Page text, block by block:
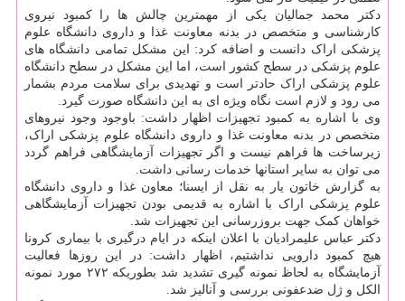
دکتر محمد جمالیان یکی از مهمترین چالش ها را کمبود نیروی
کارشناسی و متخصص در بدنه معاونت غذا و داروی دانشگاه علوم
پزشکی اراک دانست و اضافه کرد: این مشکل تمامی دانشگاه های
علوم پزشکی در سطح کشور است، اما این مشکل در سطح دانشگاه
علوم پزشکی اراک حادتر است و تهدیدی برای سلامت مردم بشمار
می رود و لازم است نگاه ویژه ای به این دانشگاه صورت گیرد.
وی با اشاره به کمبود تجهیزات اظهار داشت: باوجود وجود نیروهای
متخصص در بدنه معاونت غذا و داروی دانشگاه علوم پزشکی اراک،
زیرساخت ها فراهم نیست و اگر تجهیزات آزمایشگاهی فراهم گردد
می توان به سایر استانها خدمات رسانی داشت.
به گزارش خاتون یار به نقل از ایسنا؛ معاون غذا و داروی دانشگاه
علوم پزشکی اراک با اشاره به قدیمی بودن تجهیزات آزمایشگاهی
خواهان کمک جهت بروزرسانی این تجهیزات شد.
دکتر عباس علیمرادیان با اعلان اینکه در ایام درگیری با بیماری کرونا
هیچ کمبود دارویی نداشتیم، اظهار داشت: در این روزها فعالیت
آزمایشگاه به لحاظ نمونه گیری تشدید شد بطوریکه ۲۷۲ مورد نمونه
الکل و ژل ضدعفونی بررسی و آنالیز شد.